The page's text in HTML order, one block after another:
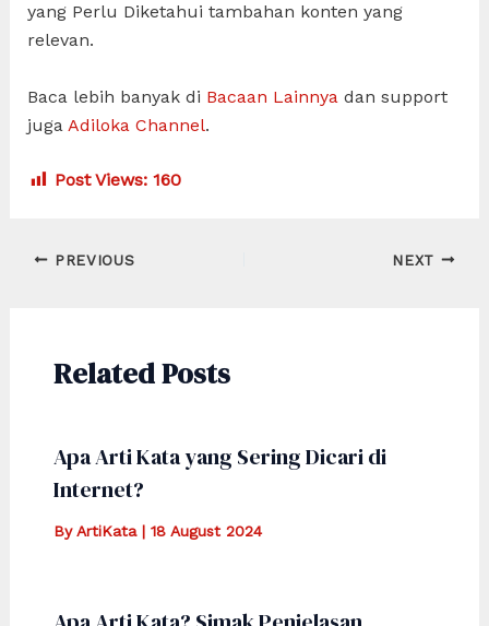
yang Perlu Diketahui tambahan konten yang
relevan.
Baca lebih banyak di Bacaan Lainnyadan support
juga Adiloka Channel.
Post Views: 160
Post
PREVIOUS NEXT
Related Posts
Apa Arti Kata yang Sering Dicari di
Internet?
ByArtiKata | 18 August 2024